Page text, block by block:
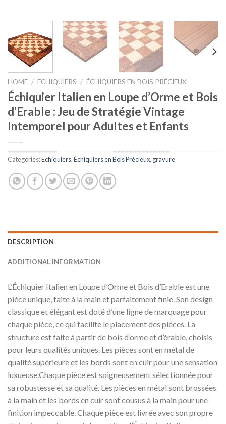
HOME / ECHIQUIERS / ÉCHIQUIERS EN BOIS PRÉCIEUX
Échiquier Italien en Loupe d’Orme et Bois
d’Erable : Jeu de Stratégie Vintage
Intemporel pour Adultes et Enfants
Categories:Echiquiers,Échiquiers en Bois Précieux, gravure
DESCRIPTION
ADDITIONAL INFORMATION
L’Échiquier Italien en Loupe d’Orme et Bois d’Erable est une
pièce unique, faite à la main et parfaitement finie. Son design
classique et élégant est doté d’une ligne de marquage pour
chaque pièce, ce qui facilite le placement des pièces. La
structure est faite à partir de bois d’orme et d’érable, choisis
pour leurs qualités uniques. Les pièces sont en métal de
qualité supérieure et les bords sont en cuir pour une sensation
luxueuse.Chaque pièce est soigneusement sélectionnée pour
sa robustesse et sa qualité. Les pièces en métal sont brossées
à la main et les bords en cuir sont cousus à la main pour une
finition impeccable. Chaque pièce est livrée avec son propre